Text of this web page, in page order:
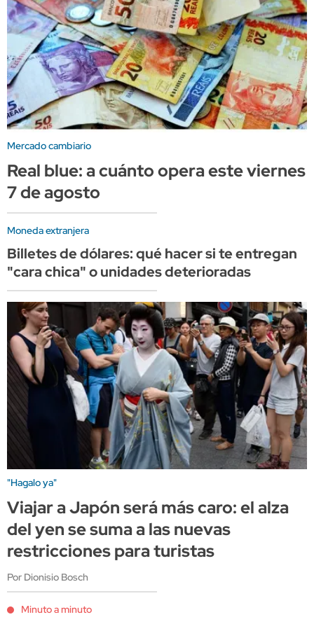
Mercado cambiario
Real blue: a cuánto opera este viernes
7 de agosto
Moneda extranjera
Billetes de dólares: qué hacer si te entregan
"cara chica" o unidades deterioradas
"Hagalo ya"
Viajar a Japón será más caro: el alza
del yen se suma a las nuevas
restricciones para turistas
Por Dionisio Bosch
Minuto a minuto